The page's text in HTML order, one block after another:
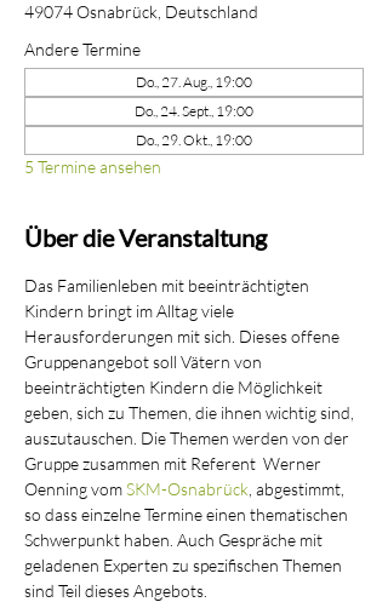
49074 Osnabrück, Deutschland
Andere Termine
Do., 27. Aug., 19:00
Do., 24. Sept., 19:00
Do., 29. Okt., 19:00
5 Termine ansehen
Über die Veranstaltung
Das Familienleben mit beeinträchtigten
Kindern bringt im Alltag viele
Herausforderungen mit sich. Dieses offene
Gruppenangebot soll Vätern von
beeinträchtigten Kindern die Möglichkeit
geben, sich zu Themen, die ihnen wichtig sind,
auszutauschen. Die Themen werden von der
Gruppe zusammen mit Referent  Werner
Oenning vom SKM-Osnabrück , abgestimmt,
so dass einzelne Termine einen thematischen
Schwerpunkt haben. Auch Gespräche mit
geladenen Experten zu spezifischen Themen
sind Teil dieses Angebots.